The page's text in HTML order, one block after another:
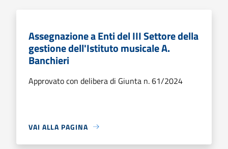
Assegnazione a Enti del III Settore della
gestione dell'Istituto musicale A.
Banchieri
Approvato con delibera di Giunta n. 61/2024
VAI ALLA PAGINA